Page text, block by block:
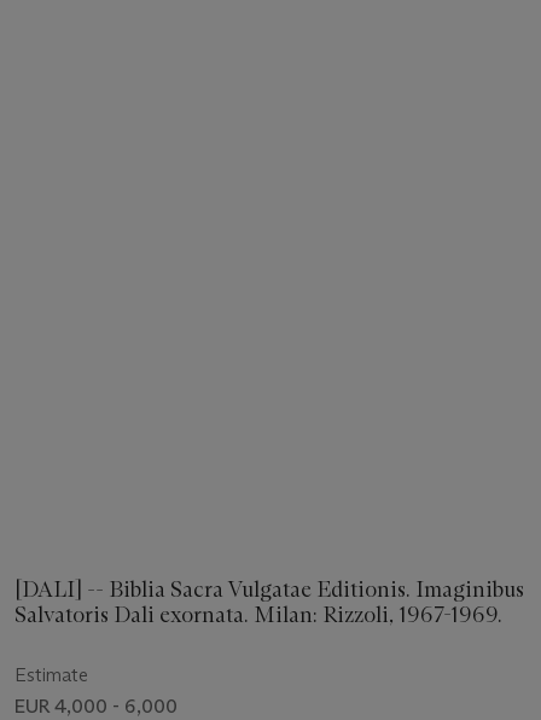
[DALI] -- Biblia Sacra Vulgatae Editionis. Imaginibus
Salvatoris Dali exornata. Milan: Rizzoli, 1967-1969.
Estimate
EUR 4,000 - 6,000